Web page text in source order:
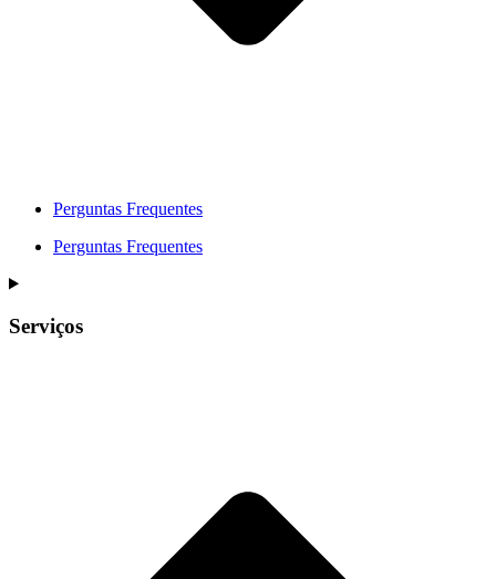
Perguntas Frequentes
Perguntas Frequentes
Serviços